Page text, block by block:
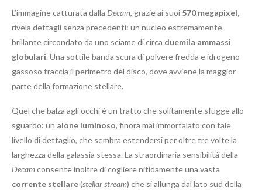
L’immagine catturata dalla Decam, grazie ai suoi 570 megapixel,
rivela dettagli senza precedenti: un nucleo estremamente
brillante circondato da uno sciame di circa duemila ammassi
globulari. Una sottile banda scura di polvere fredda e idrogeno
gassoso traccia il perimetro del disco, dove avviene la maggior
parte della formazione stellare.
Quel che balza agli occhi è un tratto che solitamente sfugge allo
sguardo: un alone luminoso, finora mai immortalato con tale
livello di dettaglio, che sembra estendersi per oltre tre volte la
larghezza della galassia stessa. La straordinaria sensibilità della
Decamconsente inoltre di cogliere nitidamente una vasta
corrente stellare(stellar stream) che si allunga dal lato sud della